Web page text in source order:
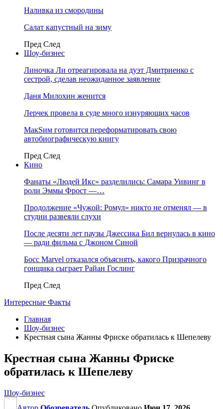
Наливка из смородины
Салат капустный на зиму
Пред След
Шоу-бизнес
Линочка Ли отреагировала на дуэт Дмитриенко с
сестрой, сделав неожиданное заявление
Даня Милохин женится
Лерчек провела в суде много изнуряющих часов
МакSим готовится переформатировать свою
автобиографическую книгу
Пред След
Кино
Фанаты «Людей Икс» разделились: Самара Уивинг в
роли Эммы Фрост —…
Продолжение «Чужой: Ромул» никто не отменял — в
студии развеяли слухи
После десяти лет паузы Джессика Бил вернулась в кино
— ради фильма с Джоном Синой
Босс Marvel отказался объяснять, какого Призрачного
гонщика сыграет Райан Гослинг
Пред След
Интересные Факты
Главная
Шоу-бизнес
Крестная сына Жанны Фриске обратилась к Шепелеву
Крестная сына Жанны Фриске
обратилась к Шепелеву
Шоу-бизнес